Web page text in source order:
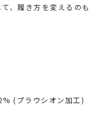
、履き方を変えるのも
(プラウシオン加工)